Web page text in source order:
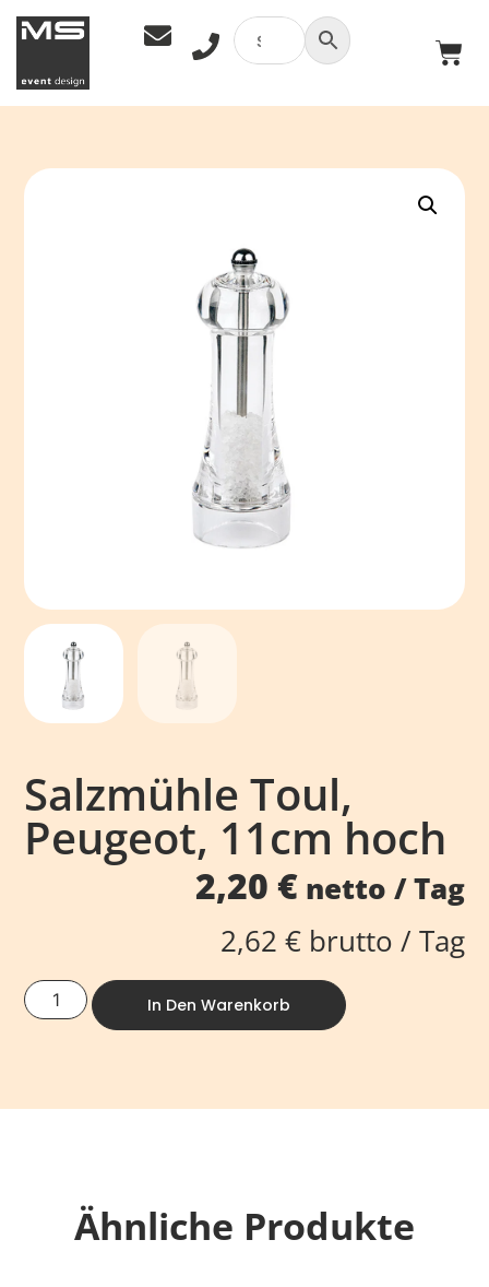
Salzmühle Toul,
Peugeot, 11cm hoch
2,20 €netto / Tag
2,62 €brutto / Tag
In Den Warenkorb
Ähnliche Produkte